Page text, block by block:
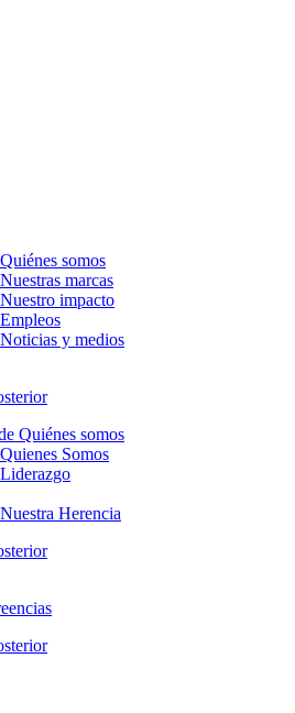
Quiénes somos
Nuestras marcas
Nuestro impacto
Empleos
Noticias y medios
Quiénes somos
Quienes Somos
Liderazgo
Nuestra Herencia